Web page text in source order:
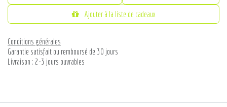
Ajouter à la liste de cadeaux
Conditions générales
Garantie satisfait ou remboursé de 30 jours
Livraison : 2-3 jours ouvrables